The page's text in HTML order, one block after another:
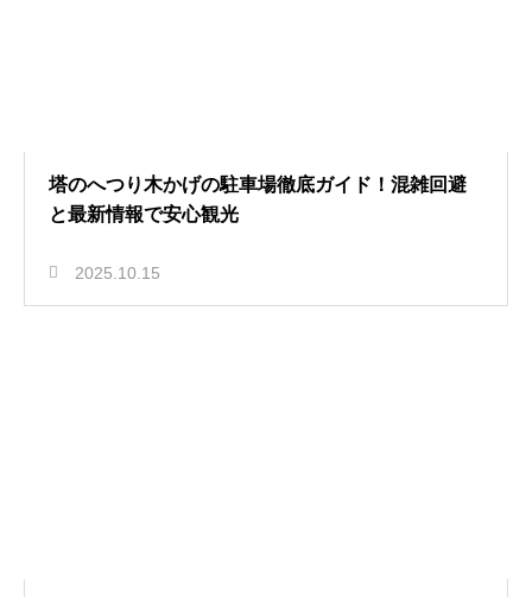
塔のへつり木かげの駐車場徹底ガイド！混雑回避
と最新情報で安心観光
2025.10.15